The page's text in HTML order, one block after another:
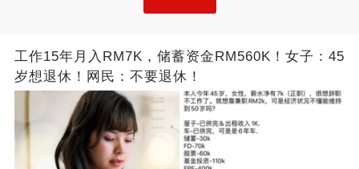
工作15年月入RM7K，储蓄资金RM560K！女子：45
岁想退休！网民：不要退休！